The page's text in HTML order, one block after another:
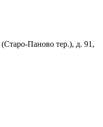
Паново тер.), д. 91,